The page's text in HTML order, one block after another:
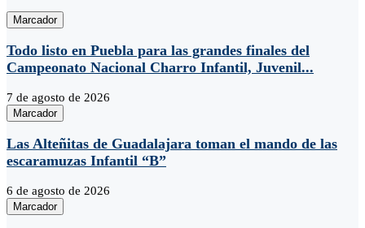
Marcador
Todo listo en Puebla para las grandes finales del
Campeonato Nacional Charro Infantil, Juvenil...
7 de agosto de 2026
Marcador
Las Alteñitas de Guadalajara toman el mando de las
escaramuzas Infantil “B”
6 de agosto de 2026
Marcador